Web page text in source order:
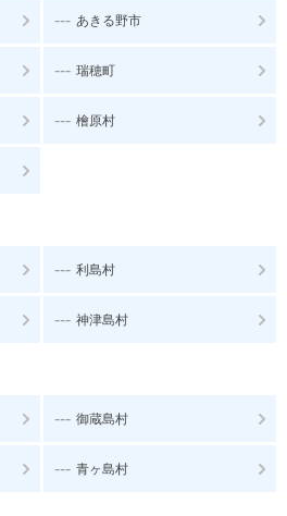
--- あきる野市
--- 瑞穂町
--- 檜原村
--- 利島村
--- 神津島村
--- 御蔵島村
--- 青ヶ島村